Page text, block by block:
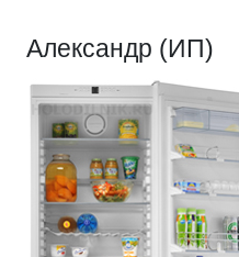
Александр (ИП)